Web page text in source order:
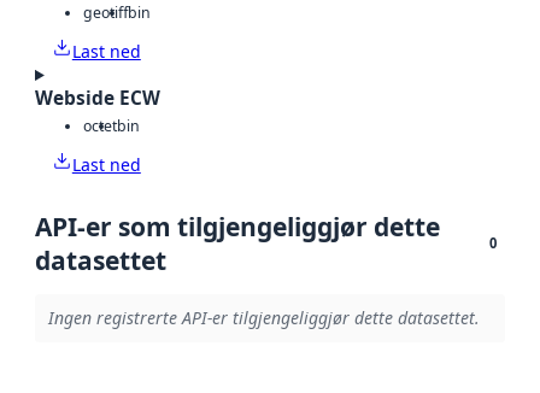
geotiffbin
Last ned
Webside ECW
octetbin
Last ned
API-er som tilgjengeliggjør dette
datasettet
0
Ingen registrerte API-er tilgjengeliggjør dette datasettet.